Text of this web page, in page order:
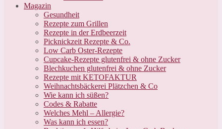
Magazin
Gesundheit
Rezepte zum Grillen
Rezepte in der Erdbeerzeit
Picknickzeit Rezepte & Co.
Low Carb Oster-Rezepte
Cupcake-Rezepte glutenfrei & ohne Zucker
Blechkuchen glutenfrei & ohne Zucker
Rezepte mit KETOFAKTUR
Weihnachtsbäckerei Plätzchen & Co
Wie kann ich süßen?
Codes & Rabatte
Welches Mehl – Allergie?
Was kann ich essen?